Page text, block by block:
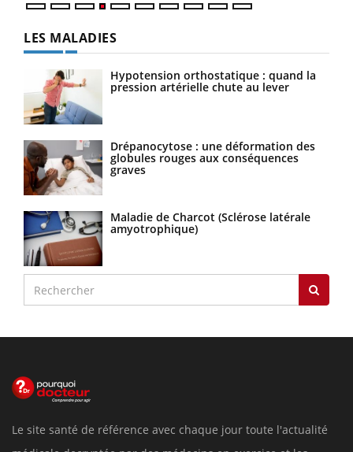
LES MALADIES
Hypotension orthostatique : quand la
pression artérielle chute au lever
Drépanocytose : une déformation des
globules rouges aux conséquences
graves
Maladie de Charcot (Sclérose latérale
amyotrophique)
Le site santé de référence avec chaque jour toute l'actualité